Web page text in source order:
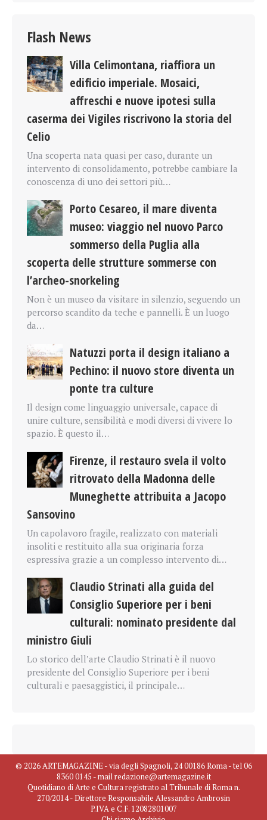
Flash News
Villa Celimontana, riaffiora un
edificio imperiale. Mosaici,
affreschi e nuove ipotesi sulla
caserma dei Vigiles riscrivono la storia del
Celio
Una scoperta nata quasi per caso, durante un
intervento di consolidamento, potrebbe cambiare la
conoscenza di uno dei settori più…
Porto Cesareo, il mare diventa
museo: viaggio nel nuovo Parco
sommerso della Puglia alla
scoperta delle strutture sommerse con
l’archeo-snorkeling
Non è un museo da visitare in silenzio, seguendo un
percorso scandito da teche e pannelli. È un luogo
da…
Natuzzi porta il design italiano a
Pechino: il nuovo store diventa un
ponte tra culture
Il design come linguaggio universale, capace di
unire culture, sensibilità e modi diversi di vivere lo
spazio. È questo il…
Firenze, il restauro svela il volto
ritrovato della Madonna delle
Muneghette attribuita a Jacopo
Sansovino
Un capolavoro fragile, realizzato con materiali
insoliti e restituito alla sua originaria forza
espressiva grazie a un complesso intervento di…
Claudio Strinati alla guida del
Consiglio Superiore per i beni
culturali: nominato presidente dal
ministro Giuli
Lo storico dell’arte Claudio Strinati è il nuovo
presidente del Consiglio Superiore per i beni
culturali e paesaggistici, il principale…
© 2026 ARTEMAGAZINE - via degli Spagnoli, 24 00186 Roma - tel 06
8360 0145 - mail redazione@artemagazine.it
Quotidiano di Arte e Cultura registrato al Tribunale di Roma n.
270/2014 - Direttore Responsabile Alessandro Ambrosin
P.IVA e C.F. 12082801007